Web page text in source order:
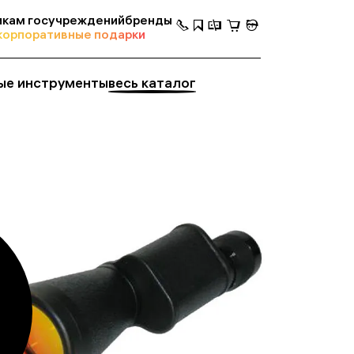
госучрежденийбренды
подарки
инструментывесь каталог